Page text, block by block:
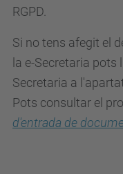
RGPD.
Si no tens afegit el
la e-Secretaria
Secretaria a
Pots consultar el
d'entrada de